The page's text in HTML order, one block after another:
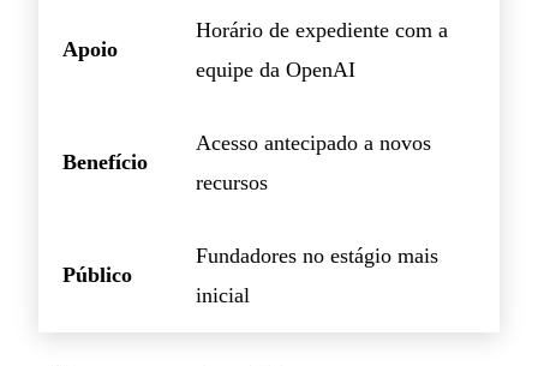
Apoio
Horário de expediente com a
equipe da OpenAI
Benefício
Acesso antecipado a novos
recursos
Público
Fundadores no estágio mais
inicial